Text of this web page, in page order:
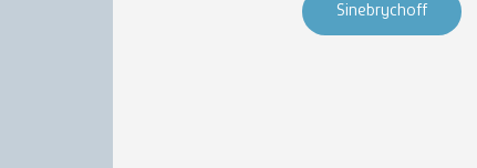
Sinebrychoff